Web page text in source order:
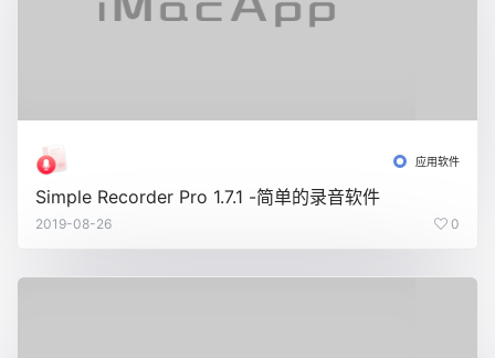
应用软件
Simple Recorder Pro 1.7.1 -简单的录音软件
2019-08-26 0